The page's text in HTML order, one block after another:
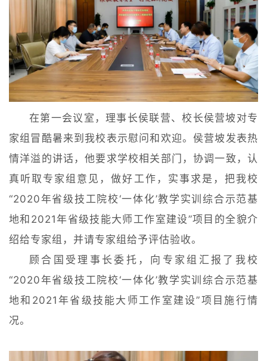
在第一会议室，理事长侯联营、校长侯营坡对专
家组冒酷暑来到我校表示慰问和欢迎。侯营坡发表热
情洋溢的讲话，他要求学校相关部门，协调一致，认
真听取专家组意见，做好工作，实事求是，把我校
“2020年省级技工院校‘一体化’教学实训综合示范基
地和2021年省级技能大师工作室建设”项目的全貌介
绍给专家组，并请专家组给予评估验收。
顾合国受理事长委托，向专家组汇报了我校
“2020年省级技工院校‘一体化’教学实训综合示范基
地和2021年省级技能大师工作室建设”项目施行情
况。